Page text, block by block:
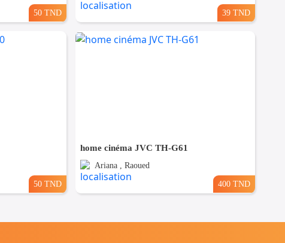
50 TND 39 TND
50 TND
home cinéma JVC TH-G61
Ariana , Raoued
400 TND